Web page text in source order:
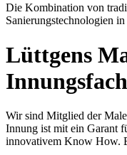
Die Kombination von
Sanierungstechnologien
Lüttgens
Wir sind Mitglied der
Innung ist mit ein Garant
innovativem Know How.